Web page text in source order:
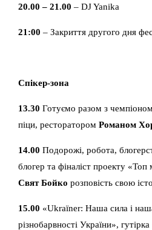
20.00 – 21.00 – DJ Yanika
21:00 – Закриття другого дня
Спікер-зона
13.30 Готуємо разом з чемпіоном
піци, ресторатором Романом
14.00 Подорожі, робота,
блогер та фіналіст проекту «Топ
Свят Бойко розповість свою
15.00 «Ukraїner: Наша сила і
різнобарвності України»,